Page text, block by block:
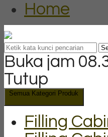
Home
Buka jam
Tutup
Semua Kategori Produk
Filling